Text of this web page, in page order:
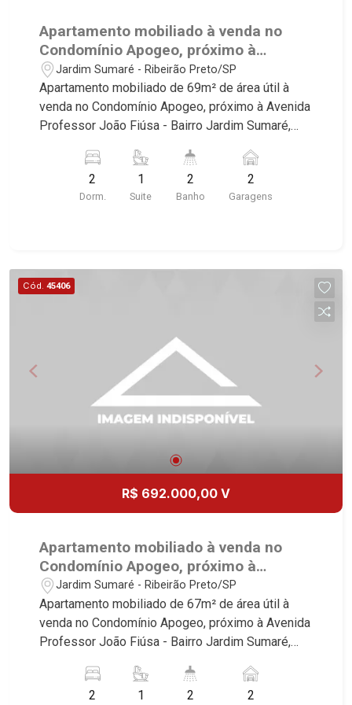
Apartamento mobiliado à venda no
Condomínio Apogeo, próximo à
Avenida Professor João Fiúsa -
Ribeirão Preto/SP.
Jardim Sumaré - Ribeirão Preto/SP
Apartamento mobiliado de 69m² de área útil à
venda no Condomínio Apogeo, próximo à Avenida
Professor João Fiúsa - Bairro Jardim Sumaré,
deste imóvel que a Martinelli Imobiliária
selecionou para você: - 69m² de área útil - 2
dormitórios com armários e ar-condicionado
Martinelli Imobiliária, referência no mercado
imobiliário desde 2000. Especialistas em Venda,
1051 - Alto da Boa Vista | Ribeirão Preto.
2
Dorm.
1
Suite
2
Banho
2
Garagens
Cód. 45406
R$ 692.000,00 V
Apartamento mobiliado à venda no
Condomínio Apogeo, próximo à
Avenida Professor João Fiúsa -
Ribeirão Preto/SP.
Jardim Sumaré - Ribeirão Preto/SP
Apartamento mobiliado de 67m² de área útil à
venda no Condomínio Apogeo, próximo à Avenida
Professor João Fiúsa - Bairro Jardim Sumaré,
deste imóvel que a Martinelli Imobiliária
selecionou para você: - 67m² de área útil - 2
2 1 2 2